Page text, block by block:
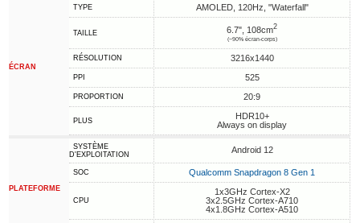
ÉCRAN
TYPE AMOLED, 120Hz, "Waterfall"
TAILLE 6.7", 108cm2
(~90% écran-corps)
RÉSOLUTION 3216x1440
PPI 525
PROPORTION 20:9
PLUS
HDR10+
Always on display
PLATEFORME
SYSTÈME
D'EXPLOITATION
Android 12
SOC Qualcomm Snapdragon 8 Gen 1
CPU
1x3GHz Cortex-X2
3x2.5GHz Cortex-A710
4x1.8GHz Cortex-A510